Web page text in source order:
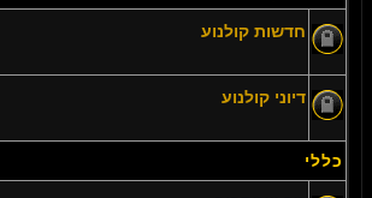
חדשות קולנוע
דיוני קולנוע
כללי